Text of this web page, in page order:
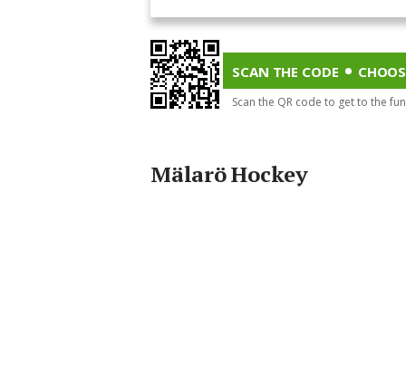
Eftersom vi vet att
är en tillflyktsort och
vill vi säkerställa att
att se till att alla som
SCAN THE CODE
Scan the QR code to get to the
Mälarö Hockey